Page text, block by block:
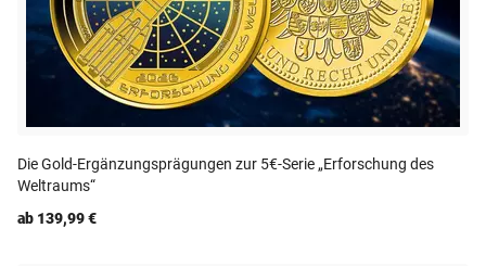
Die Gold-Ergänzungsprägungen zur 5€-Serie „Erforschung des
Weltraums“
ab 139,99 €